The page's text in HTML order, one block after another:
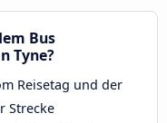
Bus
Tyne?
Reisetag und der
Strecke